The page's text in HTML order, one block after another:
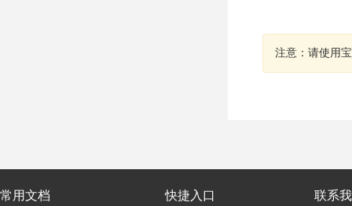
注意：请使用
常用文档 快捷入口 联系